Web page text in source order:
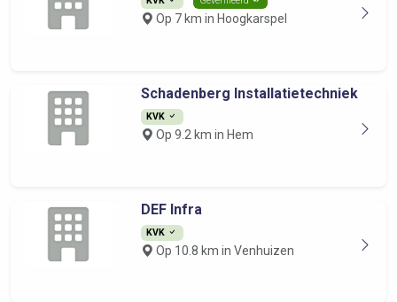
Op 7 km in Hoogkarspel
Schadenberg Installatietechniek
KVK
Op 9.2 km in Hem
DEF Infra
KVK
Op 10.8 km in Venhuizen